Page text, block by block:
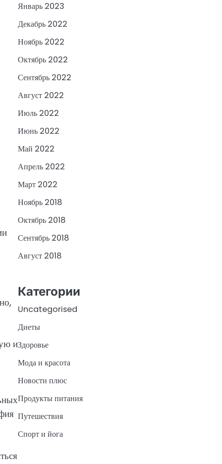
и
Январь 2023
Декабрь 2022
Ноябрь 2022
Октябрь 2022
Сентябрь 2022
Август 2022
Июль 2022
Июнь 2022
Май 2022
Апрель 2022
Март 2022
Ноябрь 2018
Октябрь 2018
Сентябрь 2018
Август 2018
Категории
Uncategorised
Диеты
Здоровье
Мода и красота
Новости плюс
Продукты питания
Путешествия
Спорт и йога